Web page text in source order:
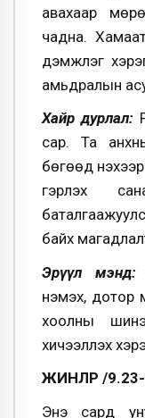
авахаар
чадна.
дэмжлэг
амьдралын
Хайр дурлал:
cap. Та
бөгөөд
гэрлэх
байх
Эрүүл мэнд:
нэмэх, дотор
хоолны
хичээллэх
ЖИНЛҮҮР /
Энэ сард